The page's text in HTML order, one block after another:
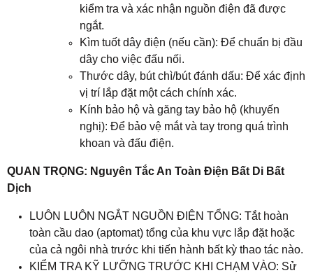
kiểm tra và xác nhận nguồn điện đã được
ngắt.
Kìm tuốt dây điện (nếu cần): Để chuẩn bị đầu
dây cho việc đấu nối.
Thước dây, bút chì/bút đánh dấu: Để xác định
vị trí lắp đặt một cách chính xác.
Kính bảo hộ và găng tay bảo hộ (khuyến
nghị): Để bảo vệ mắt và tay trong quá trình
khoan và đấu điện.
QUAN TRỌNG: Nguyên Tắc An Toàn Điện Bất Di Bất
Dịch
LUÔN LUÔN NGẮT NGUỒN ĐIỆN TỔNG: Tắt hoàn
toàn cầu dao (aptomat) tổng của khu vực lắp đặt hoặc
của cả ngôi nhà trước khi tiến hành bất kỳ thao tác nào.
KIỂM TRA KỸ LƯỠNG TRƯỚC KHI CHẠM VÀO: Sử